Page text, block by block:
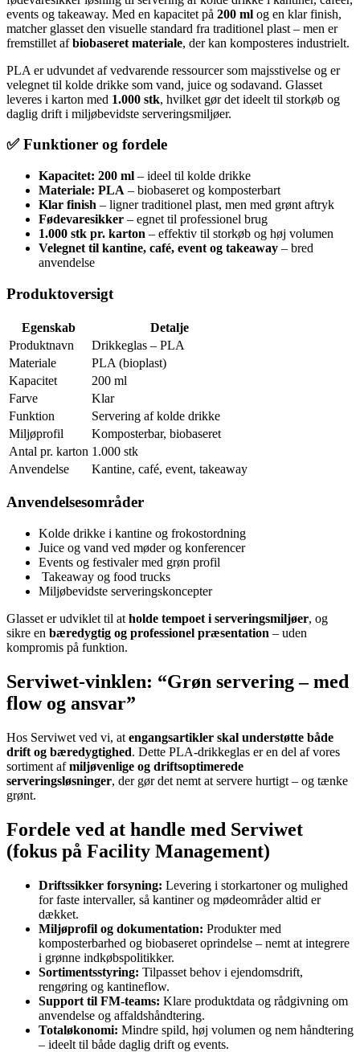
events og takeaway. Med en kapacitet på 200 ml og en klar finish,
matcher glasset den visuelle standard fra traditionel plast – men er
fremstillet afbiobaseret materiale, der kan komposteres industrielt.
PLA er udvundet af vedvarende ressourcer som majsstivelse og er
velegnet til kolde drikke som vand, juice og sodavand. Glasset
leveres i karton med 1.000 stk, hvilket gør det ideelt til storkøb og
daglig drift i miljøbevidste serveringsmiljøer.
✅ Funktioner og fordele
Kapacitet: 200 ml – ideel til kolde drikke
Materiale: PLA – biobaseret og komposterbart
Klar finish – ligner traditionel plast, men med grønt aftryk
Fødevaresikker – egnet til professionel brug
1.000 stk pr. karton – effektiv til storkøb og høj volumen
Velegnet til kantine, café, event og takeaway – bred
anvendelse
Produktoversigt
Egenskab
Detalje
Produktnavn
Drikkeglas – PLA
Materiale
PLA (bioplast)
Kapacitet
200 ml
Farve
Klar
Funktion
Servering af kolde drikke
Miljøprofil
Komposterbar, biobaseret
Antal pr. karton 1.000 stk
Anvendelse
Kantine, café, event, takeaway
Anvendelsesområder
Kolde drikke i kantine og frokostordning
Juice og vand ved møder og konferencer
Events og festivaler med grøn profil
️ Takeaway og food trucks
Miljøbevidste serveringskoncepter
Glasset er udviklet til at holde tempoet i serveringsmiljøer, og
sikre en bæredygtig og professionel præsentation – uden
kompromis på funktion.
Serviwet-vinklen: “Grøn servering – med
flow og ansvar”
Hos Serviwet ved vi, at engangsartikler skal understøtte både
drift og bæredygtighed. Dette PLA-drikkeglas er en del af vores
sortiment afmiljøvenlige og driftsoptimerede
serveringsløsninger, der gør det nemt at servere hurtigt – og tænke
grønt.
Fordele ved at handle med Serviwet
(fokus på Facility Management)
Driftssikker forsyning: Levering i storkartoner og mulighed
for faste intervaller, så kantiner og mødeområder altid er
dækket.
Miljøprofil og dokumentation: Produkter med
komposterbarhed og biobaseret oprindelse – nemt at integrere
i grønne indkøbspolitikker.
Sortimentsstyring: Tilpasset behov i ejendomsdrift,
rengøring og kantineflow.
Support til FM-teams: Klare produktdata og rådgivning om
anvendelse og affaldshåndtering.
Totaløkonomi: Mindre spild, høj volumen og nem håndtering
– ideelt til både daglig drift og events.